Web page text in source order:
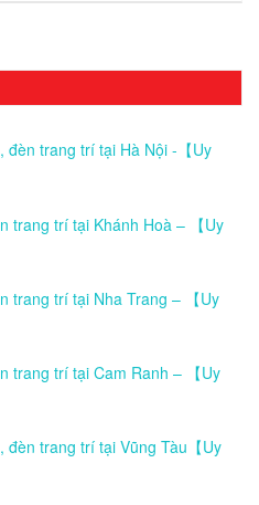
đèn trang trí tại Hà Nội -【Uy
trang trí tại Khánh Hoà – 【Uy
trang trí tại Nha Trang – 【Uy
trang trí tại Cam Ranh – 【Uy
đèn trang trí tại Vũng Tàu【Uy